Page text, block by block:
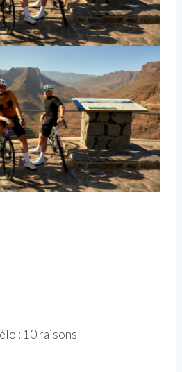
: 10 raisons